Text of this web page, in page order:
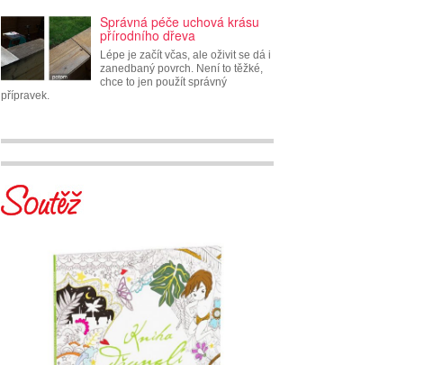
Správná péče uchová krásu
přírodního dřeva
Lépe je začít včas, ale oživit se dá i
zanedbaný povrch. Není to těžké,
chce to jen použít správný
přípravek.